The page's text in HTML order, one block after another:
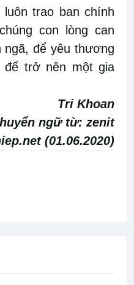
trao ban chính
con lòng can
ngã, để yêu thương
để trở nên một gia
Tri Khoan
ngữ từ: zenit
(01.06.2020)